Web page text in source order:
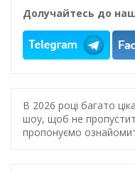
Долучайтесь до
В 2026 році багато
шоу, щоб не
пропонуємо